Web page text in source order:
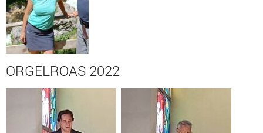
ORGELROAS 2022